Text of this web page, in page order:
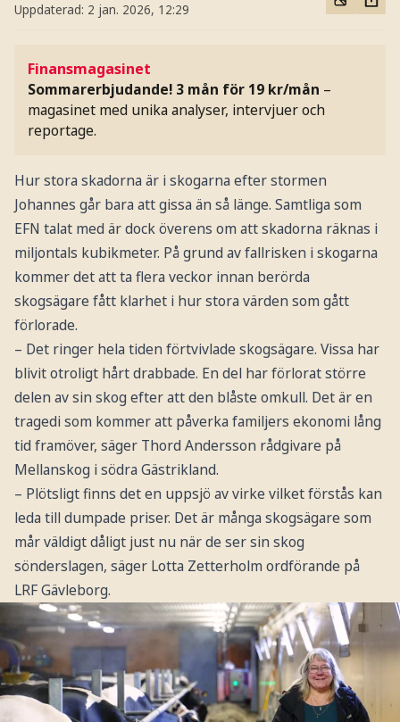
Uppdaterad: 2 jan. 2026, 12:29
Finansmagasinet
Sommarerbjudande! 3 mån för 19 kr/mån –
magasinet med unika analyser, intervjuer och
reportage.
Hur stora skadorna är i skogarna efter stormen
Johannes går bara att gissa än så länge. Samtliga som
EFN talat med är dock överens om att skadorna räknas i
miljontals kubikmeter. På grund av fallrisken i skogarna
kommer det att ta flera veckor innan berörda
skogsägare fått klarhet i hur stora värden som gått
förlorade.
– Det ringer hela tiden förtvivlade skogsägare. Vissa har
blivit otroligt hårt drabbade. En del har förlorat större
delen av sin skog efter att den blåste omkull. Det är en
tragedi som kommer att påverka familjers ekonomi lång
tid framöver, säger Thord Andersson rådgivare på
Mellanskog i södra Gästrikland.
– Plötsligt finns det en uppsjö av virke vilket förstås kan
leda till dumpade priser. Det är många skogsägare som
mår väldigt dåligt just nu när de ser sin skog
sönderslagen, säger Lotta Zetterholm ordförande på
LRF Gävleborg.